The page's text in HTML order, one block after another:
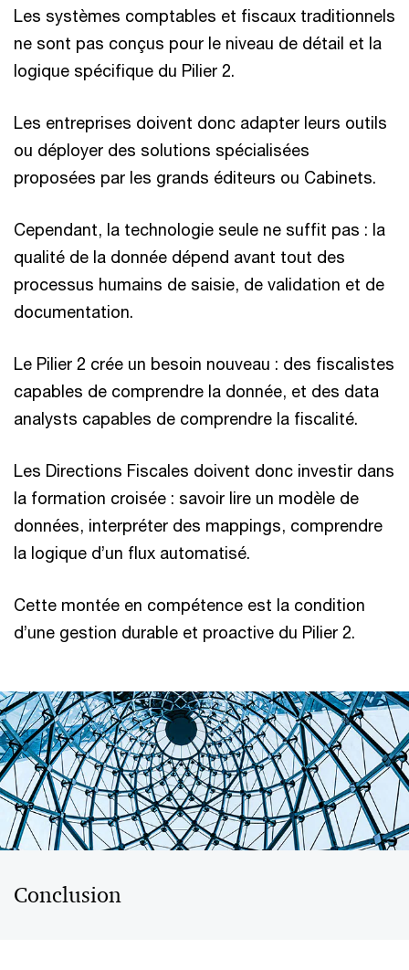
Les systèmes comptables et fiscaux traditionnels
ne sont pas conçus pour le niveau de détail et la
logique spécifique du Pilier 2.
Les entreprises doivent donc adapter leurs outils
ou déployer des solutions spécialisées
proposées par les grands éditeurs ou Cabinets.
Cependant, la technologie seule ne suffit pas : la
qualité de la donnée dépend avant tout des
processus humains de saisie, de validation et de
documentation.
Le Pilier 2 crée un besoin nouveau : des fiscalistes
capables de comprendre la donnée, et des data
analysts capables de comprendre la fiscalité.
Les Directions Fiscales doivent donc investir dans
la formation croisée : savoir lire un modèle de
données, interpréter des mappings, comprendre
la logique d’un flux automatisé.
Cette montée en compétence est la condition
d’une gestion durable et proactive du Pilier 2.
Conclusion